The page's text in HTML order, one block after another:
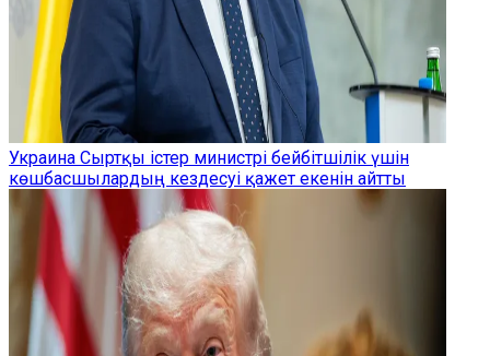
Украина Сыртқы істер министрі бейбітшілік үшін
көшбасшылардың кездесуі қажет екенін айтты